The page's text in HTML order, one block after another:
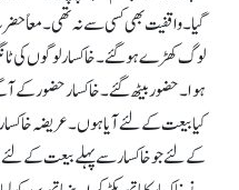
گیا۔ واقفیت بھی کسی سے نہ تھی۔ معاً
لوگ کھڑے ہو گئے۔ خاکسار لوگوں کی
ہوا۔ حضور بیٹھ گئے۔ خاکسار حضور کے
کیا بیعت کے لئے آیا ہوں۔ عریضہ
کے لئے جو خاکسار سے پہلے بیعت کے